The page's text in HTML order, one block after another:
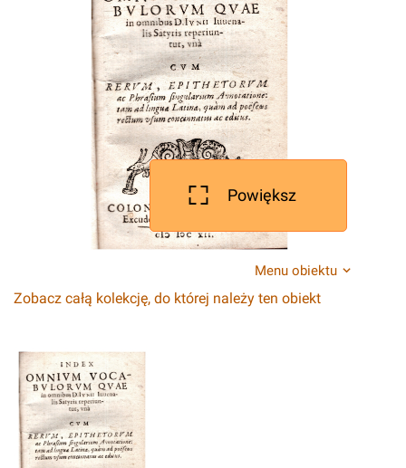
Powiększ
Menu obiektu
Zobacz całą kolekcję, do której należy ten obiekt